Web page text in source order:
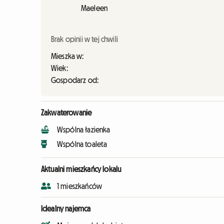
Maeleen
Brak opinii w tej chwili
Mieszka w:
Wiek:
Gospodarz od:
Zakwaterowanie
Wspólna łazienka
Wspólna toaleta
Aktualni mieszkańcy lokalu
1 mieszkańców
Idealny najemca